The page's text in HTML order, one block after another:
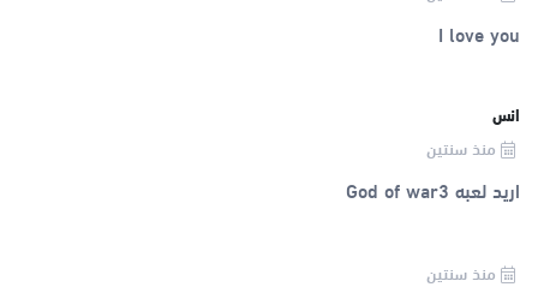
I love you
انس
منذ سنتين
اريد لعبه God of war3
منذ سنتين